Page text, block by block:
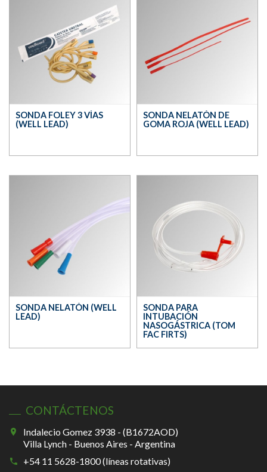
SONDA FOLEY 3 VÍAS
(WELL LEAD)
SONDA NELATÓN DE
GOMA ROJA (WELL LEAD)
SONDA NELATÓN (WELL
LEAD)
SONDA PARA
INTUBACIÓN
NASOGÁSTRICA (TOM
FAC FIRTS)
CONTÁCTENOS
Indalecio Gomez 3938 - (B1672AOD)
Villa Lynch - Buenos Aires - Argentina
+54 11 5628-1800 (líneas rotativas)